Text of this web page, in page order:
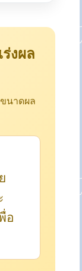
งผล
นาดผล
อ